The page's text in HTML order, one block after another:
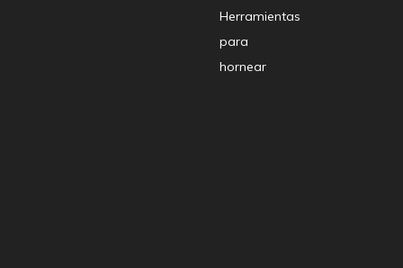
Herramientas
para
hornear